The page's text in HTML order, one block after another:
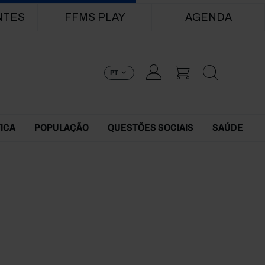
FFMS PLAY AGENDA
PT
POPULAÇÃO QUESTÕES SOCIAIS SAÚDE